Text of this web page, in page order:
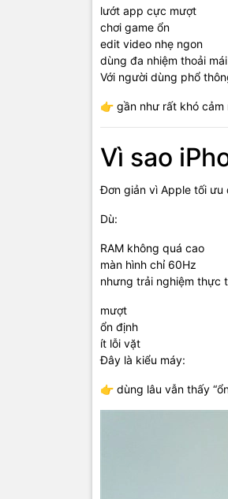
lướt app cực mượt
chơi game ổn
edit video nhẹ ngon
dùng đa nhiệm thoải mái
Với người dùng phổ
👉 gần như rất khó cảm
Vì sao
Đơn giản vì Apple tối ưu
Dù:
RAM không quá cao
màn hình chỉ 60Hz
nhưng trải nghiệm thực
mượt
ổn định
ít lỗi vặt
Đây là kiểu máy:
👉 dùng lâu vẫn thấy